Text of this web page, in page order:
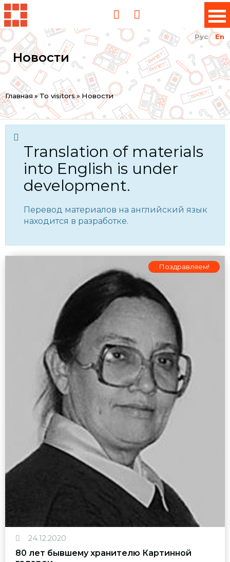
Рус En
Новости
You
are
here
Главная »To visitors» Новости
Translation of materials
into English is under
development.
Перевод материалов на английский язык
находится в разработке.
Поздравляем!
24.12.2020
80 лет бывшему хранителю Картинной